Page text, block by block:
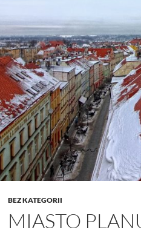
BEZ KATEGORII
MIASTO